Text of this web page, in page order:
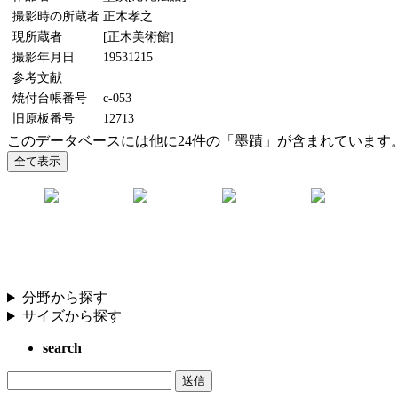
撮影時の所蔵者 正木孝之
現所蔵者
[正木美術館]
撮影年月日
19531215
参考文献
焼付台帳番号
c-053
旧原板番号
12713
このデータベースには他に24件の「墨蹟」が含まれています
分野から探す
サイズから探す
search